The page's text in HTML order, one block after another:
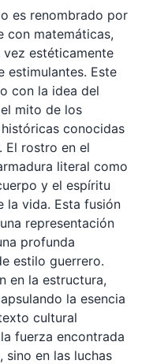
es renombrado por
con matemáticas,
estéticamente
estimulantes. Este
con la idea del
mito de los
conocidas
El rostro en el
literal como
y el espíritu
la vida. Esta fusión
representación
profunda
estilo guerrero.
en la estructura,
la esencia
cultural
fuerza encontrada
sino en las luchas